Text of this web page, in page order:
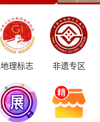
地理标志 非遗专区